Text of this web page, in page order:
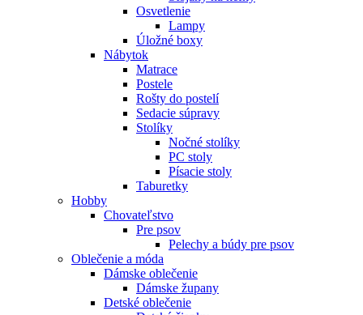
Osvetlenie
Lampy
Úložné boxy
Nábytok
Matrace
Postele
Rošty do postelí
Sedacie súpravy
Stolíky
Nočné stolíky
PC stoly
Písacie stoly
Taburetky
Hobby
Chovateľstvo
Pre psov
Pelechy a búdy pre psov
Oblečenie a móda
Dámske oblečenie
Dámske župany
Detské oblečenie